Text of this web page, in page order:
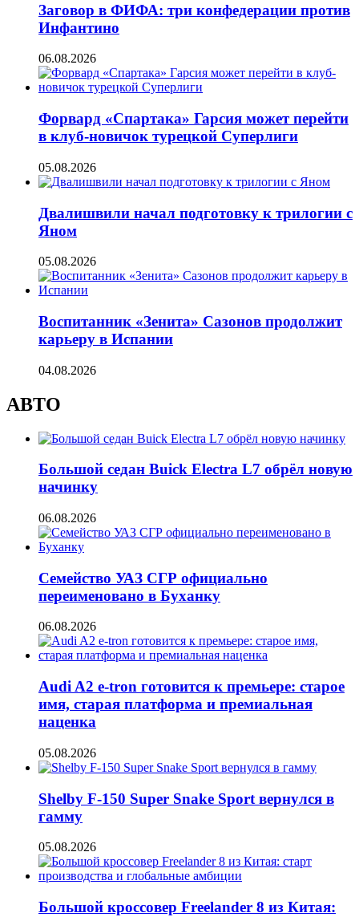
Заговор в ФИФА: три конфедерации против
Инфантино
06.08.2026
Форвард «Спартака» Гарсия может перейти
в клуб-новичок турецкой Суперлиги
05.08.2026
Двалишвили начал подготовку к трилогии с
Яном
05.08.2026
Воспитанник «Зенита» Сазонов продолжит
карьеру в Испании
04.08.2026
АВТО
Большой седан Buick Electra L7 обрёл новую
начинку
06.08.2026
Семейство УАЗ СГР официально
переименовано в Буханку
06.08.2026
Audi A2 e-tron готовится к премьере: старое
имя, старая платформа и премиальная
наценка
05.08.2026
Shelby F-150 Super Snake Sport вернулся в
гамму
05.08.2026
Большой кроссовер Freelander 8 из Китая: